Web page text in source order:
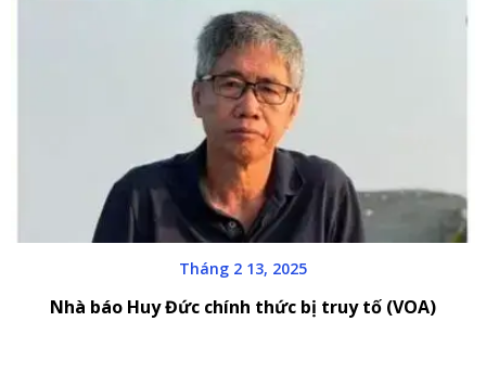
Tháng 2 13, 2025
Nhà báo Huy Đức chính thức bị truy tố (VOA)